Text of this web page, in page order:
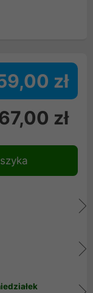
zł
zł